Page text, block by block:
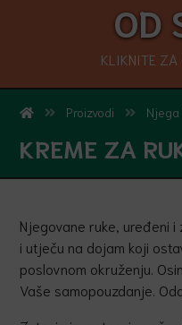
OD
KLIKNITE ZA
Proizvodi
KREME ZA
Njegovane ruke, uređeni
i utječu na dojam koji
poslovnom okruženju.
Vaše samopouzdanje.